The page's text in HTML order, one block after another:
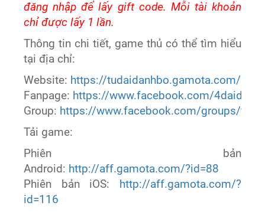
đăng nhập để lấy gift code. Mỗi tài khoản
chỉ được lấy 1 lần.
Thông tin chi tiết, game thủ có thể tìm hiểu
tại địa chỉ:
Website: https://tudaidanhbo.gamota.com/
Fanpage: https://www.facebook.com/
Group: https://www.facebook.com/groups/
Tải game:
Phiên bản
Android: http://aff.gamota.com/?id=88
Phiên bản iOS:
http://aff.gamota.com/?
id=116